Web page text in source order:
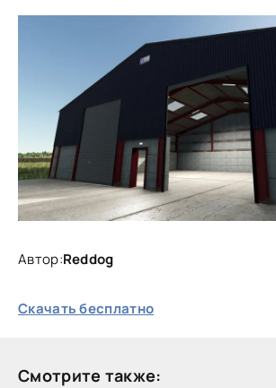
Автор:Reddog
Скачать бесплатно
Смотрите также: